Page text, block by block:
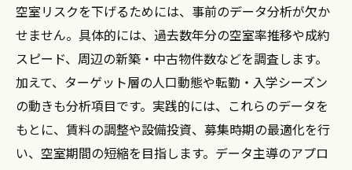
空室リスクを下げるためには、事前のデータ分析が欠か
せません。具体的には、過去数年分の空室率推移や成約
スピード、周辺の新築・中古物件数などを調査します。
加えて、ターゲット層の人口動態や転勤・入学シーズン
の動きも分析項目です。実践的には、これらのデータを
もとに、賃料の調整や設備投資、募集時期の最適化を行
い、空室期間の短縮を目指します。データ主導のアプロ